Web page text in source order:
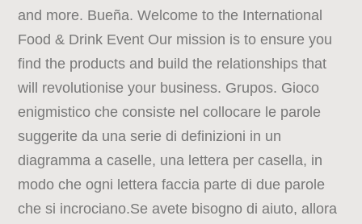
and more. Bueña. Welcome to the International
Food & Drink Event Our mission is to ensure you
find the products and build the relationships that
will revolutionise your business. Grupos. Gioco
enigmistico che consiste nel collocare le parole
suggerite da una serie di definizioni in un
diagramma a caselle, una lettera per casella, in
modo che ogni lettera faccia parte di due parole
che si incrociano.Se avete bisogno di aiuto, allora